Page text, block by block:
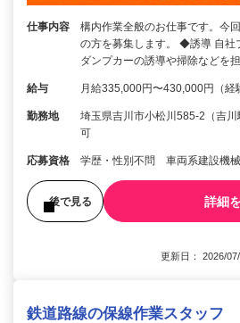
仕事内容
構内作業全般のお仕事です。今
の方を募集します。 ◆誘導 自社
ダンプカーの誘導や掃除などを
給与 月給335,000円〜430,000円（経
勤務地
埼玉県吉川市小松川585-2（吉
可
応募資格 学歴・性別不問 車両系建設機
後で見る 詳細
更新日： 2026/
鉄道路線の保線作業スタッフ